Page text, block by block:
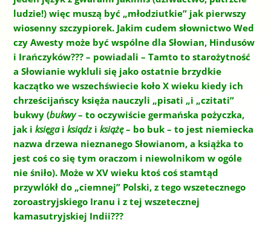
ludzie!) więc muszą być „młodziutkie” jak pierwszy
wiosenny szczypiorek. Jakim cudem słownictwo Wed
czy Awesty może być wspólne dla Słowian, Hindusów
i Irańczyków??? – powiadali – Tamto to starożytność
a Słowianie wykluli się jako ostatnie brzydkie
kaczątko we wszechświecie koło X wieku kiedy ich
chrześcijańscy księża nauczyli „pisati „i „czitati”
bukwy (bukwy– to oczywiście germańska pożyczka,
jak i księgai ksiądzi książę– bo buk – to jest niemiecka
nazwa drzewa nieznanego Słowianom, a książka to
jest coś co się tym oraczom i niewolnikom w ogóle
nie śniło). Może w XV wieku ktoś coś stamtąd
przywlókł do „ciemnej” Polski, z tego wszetecznego
zoroastryjskiego Iranu i z tej wszetecznej
kamasutryjskiej Indii???